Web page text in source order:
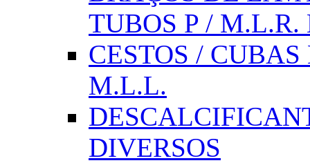
TUBOS P /
CESTOS /
M.L.L.
DIVERSOS